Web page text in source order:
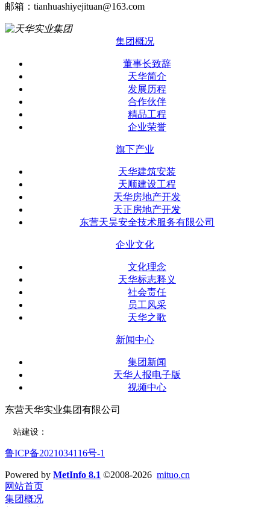
邮箱：tianhuashiyejituan@163.com
集团概况
董事长致辞
天华简介
发展历程
合作伙伴
精品工程
企业荣誉
旗下产业
天华建筑安装
天顺建设工程
天华房地产开发
天正房地产开发
东营天昊安全技术服务有限公司
企业文化
文化理念
天华标志释义
社会责任
员工风采
天华之歌
新闻中心
集团新闻
天华人报电子版
视频中心
东营天华实业集团有限公司
站建设：
鲁ICP备2021034116号-1
Powered by MetInfo 8.1 ©2008-2026 mituo.cn
网站首页
集团概况